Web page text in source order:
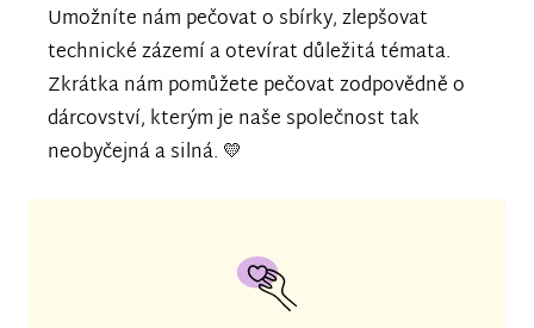
Umožníte nám pečovat o sbírky, zlepšovat
technické zázemí a otevírat důležitá témata.
Zkrátka nám pomůžete pečovat zodpovědně o
dárcovství, kterým je naše společnost tak
neobyčejná a silná. 💛